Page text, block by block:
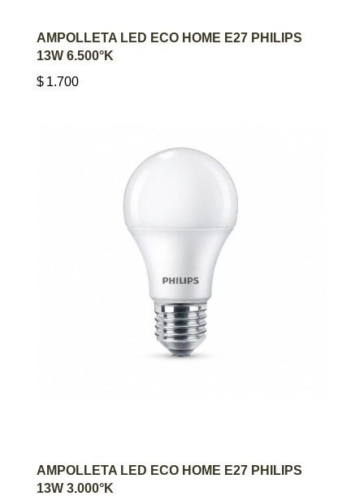
AGREGAR AL CARRITO
AMPOLLETA LED ECO HOME E27 PHILIPS
13W 6.500°K
$ 1.700
AGREGAR AL CARRITO
AMPOLLETA LED ECO HOME E27 PHILIPS
13W 3.000°K